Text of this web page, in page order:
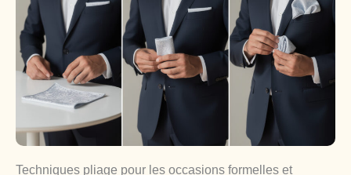
Techniques pliage pour les occasions formelles et